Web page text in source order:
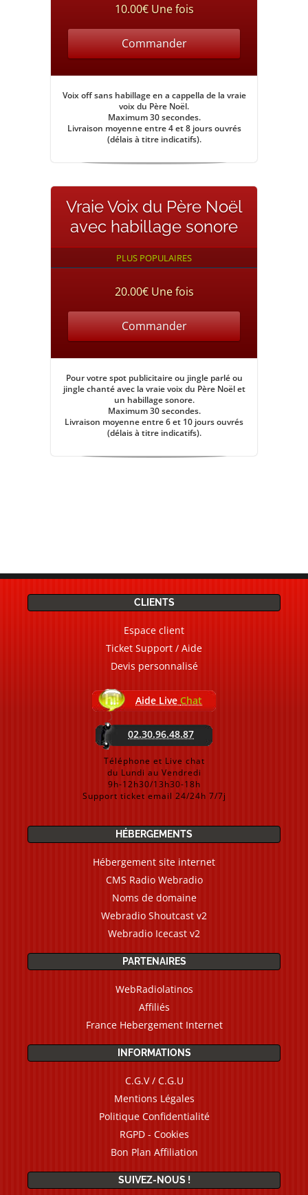
10.00€ Une fois
Commander
Voix off sans habillage en a cappella de la vraie
voix du Père Noël.
Maximum 30 secondes.
Livraison moyenne entre 4 et 8 jours ouvrés
(délais à titre indicatifs).
Vraie Voix du Père Noël
avec habillage sonore
PLUS POPULAIRES
20.00€ Une fois
Commander
Pour votrespot publicitaireou jingle parléou
jingle chanté avec la vraie voix du Père Noëlet
un habillage sonore.
Maximum 30 secondes.
Livraison moyenne entre 6 et 10 jours ouvrés
(délais à titre indicatifs).
CLIENTS
Espace client
Ticket Support / Aide
Devis personnalisé
Aide Live Chat
02.30.96.48.87
Téléphone et Live chat
du Lundi au Vendredi
9h-12h30/13h30-18h
Support ticket email 24/24h 7/7j
HÉBERGEMENTS
Hébergement site internet
CMS Radio Webradio
Noms de domaine
Webradio Shoutcast v2
Webradio Icecast v2
PARTENAIRES
WebRadiolatinos
Affiliés
France Hebergement Internet
INFORMATIONS
C.G.V / C.G.U
Mentions Légales
Politique Confidentialité
RGPD - Cookies
Bon Plan Affiliation
SUIVEZ-NOUS !